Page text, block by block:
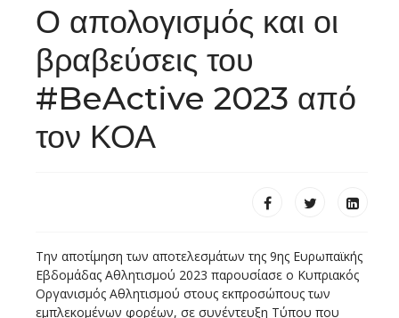
Ο απολογισμός και οι
βραβεύσεις του
#BeActive 2023 από
τον ΚΟΑ
Την αποτίμηση των αποτελεσμάτων της 9ης Ευρωπαϊκής
Εβδομάδας Αθλητισμού 2023 παρουσίασε ο Κυπριακός
Οργανισμός Αθλητισμού στους εκπροσώπους των
εμπλεκομένων φορέων, σε συνέντευξη Τύπου που